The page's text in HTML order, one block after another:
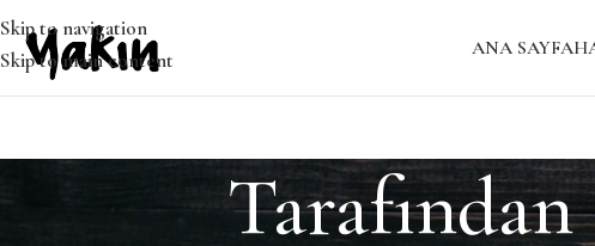
Skip to navigation
Skip to main content
ANA SAYFA